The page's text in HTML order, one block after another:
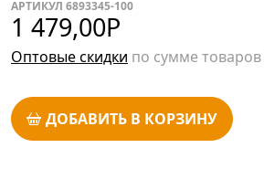
АРТИКУЛ 6893345-100
1 479,00Р
Оптовые скидки по сумме
ДОБАВИТЬ В КОРЗИНУ